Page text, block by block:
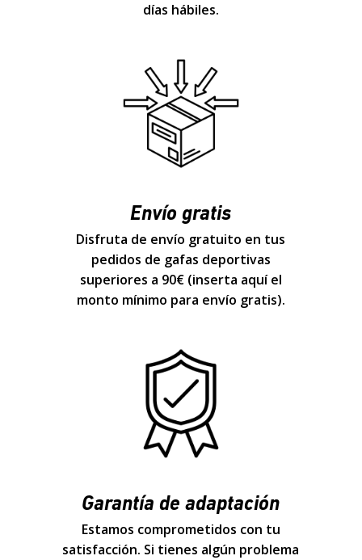
días hábiles.
Envío gratis
Disfruta de envío gratuito en tus
pedidos de gafas deportivas
superiores a 90€ (inserta aquí el
monto mínimo para envío gratis).
Garantía de adaptación
Estamos comprometidos con tu
satisfacción. Si tienes algún problema